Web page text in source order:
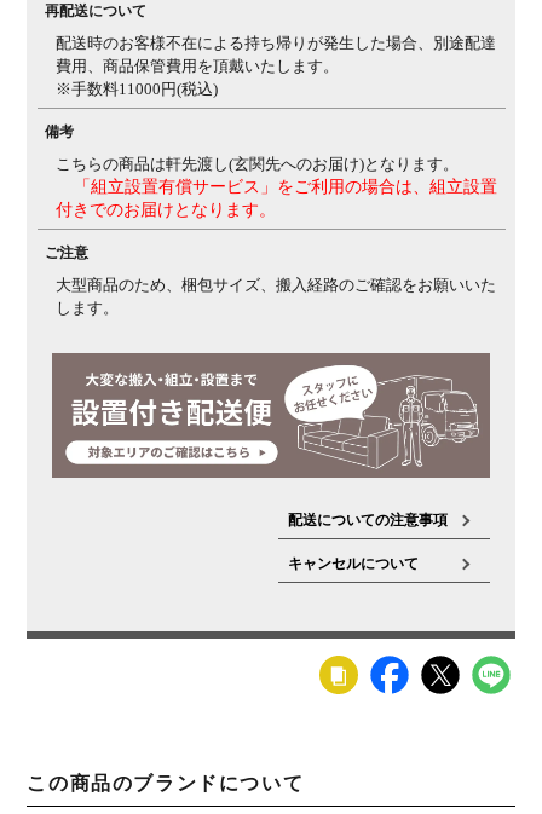
再配送について
配送時のお客様不在による持ち帰りが発生した場合、別途配達
費用、商品保管費用を頂戴いたします。
※手数料11000円(税込)
備考
こちらの商品は軒先渡し(玄関先へのお届け)となります。
「組立設置有償サービス」をご利用の場合は、組立設置
付きでのお届けとなります。
ご注意
大型商品のため、梱包サイズ、搬入経路のご確認をお願いいた
します。
配送についての注意事項
キャンセルについて
この商品のブランドについて